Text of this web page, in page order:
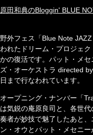
原田和典のBloggin' BLUE
野外フェス「Blue Note
われたドリーム・プロジェ
かの復活です。パット・メ
ズ・オーケストラ directed
日まで行なわれています。
オープニング・ナンバー「
は気鋭の庵原良司と、各世
奏者が妙技で魅了したあと
ン・オウとパット・メセニ